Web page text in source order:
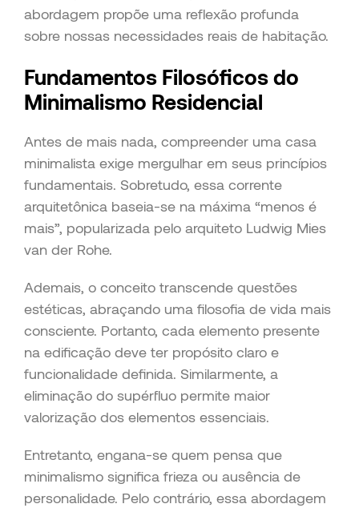
abordagem propõe uma reflexão profunda
sobre nossas necessidades reais de habitação.
Fundamentos Filosóficos do
Minimalismo Residencial
Antes de mais nada, compreender uma casa
minimalista exige mergulhar em seus princípios
fundamentais. Sobretudo, essa corrente
arquitetônica baseia-se na máxima “menos é
mais”, popularizada pelo arquiteto Ludwig Mies
van der Rohe.
Ademais, o conceito transcende questões
estéticas, abraçando uma filosofia de vida mais
consciente. Portanto, cada elemento presente
na edificação deve ter propósito claro e
funcionalidade definida. Similarmente, a
eliminação do supérfluo permite maior
valorização dos elementos essenciais.
Entretanto, engana-se quem pensa que
minimalismo significa frieza ou ausência de
personalidade. Pelo contrário, essa abordagem